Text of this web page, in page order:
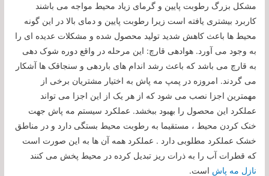
مشکل بزرگ رطوبت پایین و گرمای زیاد محیط مواجه می باشند
کاربرد بیشتری یافته است زیرا رطوبت پایین و دمای بالا در این گونه
محیط ها باعث کاهش شدید تولید محصول شده و مشکلات عدیده ای را
به وجود می آورد. هوادهی قارچ: این مرحله در واقع دوره شوک دهی
به قارچ می باشد که باعث رشد اندام های باردهی و سنجاقک ها آشکار
می گردند. امروزه در پمپ مه پاش به اختیار مشتریان برخی از
مهمترین اجزا نصب می شود که از هر یک از این اجزا می تواند
عملکرد این محصول را بهبود ببخشد. عملکرد سيستم مه پاش جهت
خنک کردن محیط ، مستقيما به رطوبت محيط بستگی دارد و در مناطق
خشک عملکرد مطلوبی دارد . عملکرد همه آن ها به این صورت است
که قطرات آب را به ذرات ریز تبدیل کرده در محیط پخش می کنند
نازل مه پاش است.